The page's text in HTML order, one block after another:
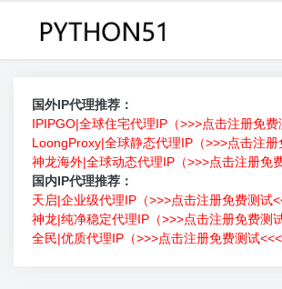
国外IP代理推荐：
IPIPGO|全球住宅代理IP（>>>点击注册免费
LoongProxy|全球静态代理IP（>>>点击注册
神龙海外|全球动态代理IP（>>>点击注册免
国内IP代理推荐：
天启|企业级代理IP（>>>点击注册免费测试
神龙|纯净稳定代理IP（>>>点击注册免费测试
全民|优质代理IP（>>>点击注册免费测试<<<